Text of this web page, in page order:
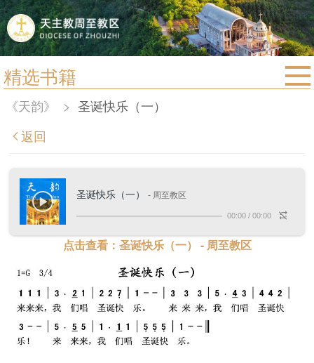
精选书籍
首页
宗教法规
教区简介
信仰文萃
教会圣月
《天韵》 > 圣诞快乐（一）
返回
圣诞快乐（一） - 周至教区
00:00 / 00:00
点击查看：圣诞快乐（一） - 周至教区